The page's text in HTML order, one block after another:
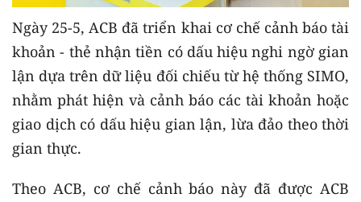
Ngày 25-5, ACB đã triển khai cơ chế cảnh báo tài
khoản - thẻ nhận tiền có dấu hiệu nghi ngờ gian
lận dựa trên dữ liệu đối chiếu từ hệ thống SIMO,
nhằm phát hiện và cảnh báo các tài khoản hoặc
giao dịch có dấu hiệu gian lận, lừa đảo theo thời
gian thực.
Theo ACB, cơ chế cảnh báo này đã được ACB